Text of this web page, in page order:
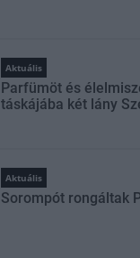
Aktuális
Parfümöt és
táskájába két lány
Aktuális
Sorompót rongáltak